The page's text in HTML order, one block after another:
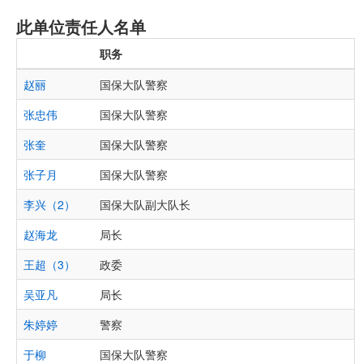
此单位责任人名单
职务
赵丽
国保大队警察
张忠伟
国保大队警察
张奎
国保大队警察
张子月
国保大队警察
李兴（2）
国保大队副大队长
赵海龙
局长
王超（3）
政委
吴亚凡
局长
朱婷婷
警察
于柳
国保大队警察